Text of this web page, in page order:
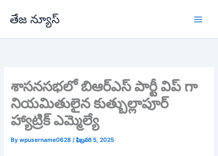
తేజ న్యూస్
శాసనసభలో బిఆర్ఎస్ పార్టీ విప్ గా
నియమితులైన కుత్బుల్లాపూర్
హ్యాట్రిక్ ఎమ్మెల్యే
Bywpusername0628/ఫిబ్రవరి 5, 2025